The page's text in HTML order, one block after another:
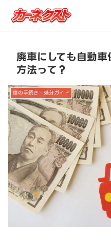
ホーム コラムTOP
廃車にしても自動
方法って？
車の手続き・処分ガイド